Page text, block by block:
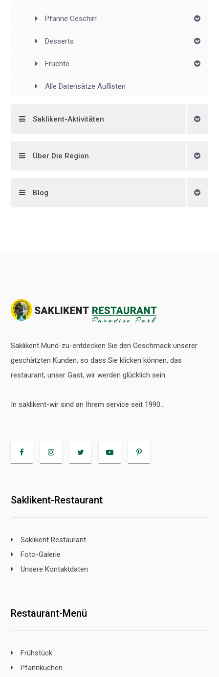
Pfanne Geschirr
Desserts
Früchte
Alle Datensätze Auflisten
Saklikent-Aktivitäten
Über Die Region
Blog
Saklikent Mund-zu-entdecken Sie den Geschmack unserer
geschätzten Kunden, so dass Sie klicken können, das
restaurant, unser Gast, wir werden glücklich sein.
In saklikent-wir sind an Ihrem service seit 1990...
Saklikent-Restaurant
Saklıkent Restaurant
Foto-Galerie
Unsere Kontaktdaten
Restaurant-Menü
Frühstück
Pfannkuchen